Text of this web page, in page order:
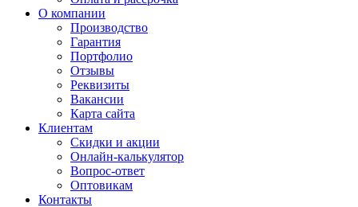
О компании
Производство
Гарантия
Портфолио
Отзывы
Реквизиты
Вакансии
Карта сайта
Клиентам
Скидки и акции
Онлайн-калькулятор
Вопрос-ответ
Оптовикам
Контакты